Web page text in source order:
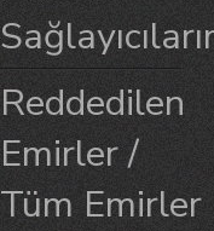
Reddedilen
Emirler /
Tüm Emirler